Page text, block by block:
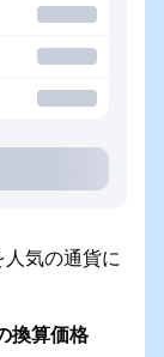
気の通貨に
換算価格